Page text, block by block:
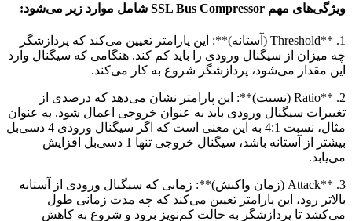
ویژگی‌های مهم SSL Bus Compressor شامل موارد زیر می‌شود:
1. **Threshold (آستانه)**: این پارامتر تعیین می‌کند که پردازشگر
چه میزان از سیگنال ورودی را باید کم کند. هنگامی که سیگنال وارد
این مقدار می‌شود، پردازشگر شروع به کار می‌کند.
2. **Ratio (نسبت)**: این پارامتر نشان می‌دهد که درصدی از
تغییرات سیگنال ورودی باید به عنوان خروجی اعمال شود. به عنوان
مثال، نسبت 4:1 به این معنی است که اگر سیگنال ورودی 4 دسی‌بل
بیشتر از آستانه باشد، سیگنال خروجی تنها 1 دسی‌بل افزایش
می‌یابد.
3. **Attack (زمان واکنش)**: زمانی که سیگنال ورودی از آستانه
بالاتر رود، این پارامتر تعیین می‌کند که چه مدت زمانی طول
می‌کشد تا پردازشگر به حالت کم‌نویز برود و شروع به کاهش